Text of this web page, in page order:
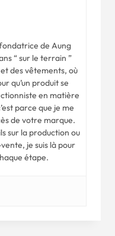
fondatrice de Aung
“ sur le terrain ”
des vêtements, où
qu’un produit se
en matière
parce que je me
de votre marque.
sur la production ou
je suis là pour
étape.